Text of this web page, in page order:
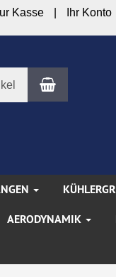
Kasse Ihr Konto
Warenkorb
AERODYNAMIK